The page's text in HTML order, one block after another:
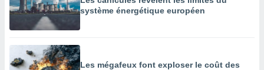
système énergétique européen
Les mégafeux font exploser le coût des